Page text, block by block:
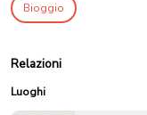
Bioggio
Relazioni
Luoghi